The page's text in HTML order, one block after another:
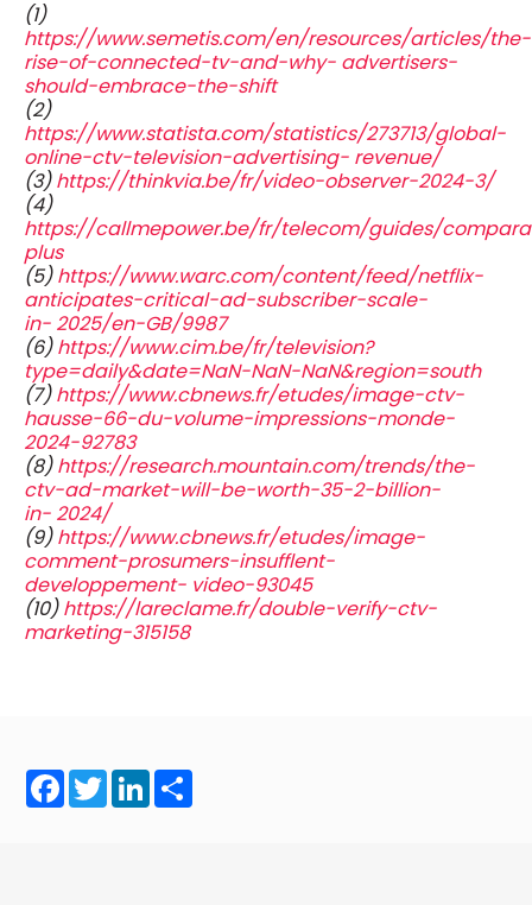
(1)
https://www.semetis.com/en/resources/articles/the-
rise-of-connected-tv-and-why- advertisers-
should-embrace-the-shift
(2)
https://www.statista.com/statistics/273713/global-
online-ctv-television-advertising- revenue/
(3)https://thinkvia.be/fr/video-observer-2024-3/
(4)
https://callmepower.be/fr/telecom/guides/
plus
(5)https://www.warc.com/content/feed/netflix-
anticipates-critical-ad-subscriber-scale-
in- 2025/en-GB/9987
(6)https://www.cim.be/fr/television?
type=daily&date=NaN-NaN-NaN&region=south
(7)https://www.cbnews.fr/etudes/image-ctv-
hausse-66-du-volume-impressions-monde-
2024-92783
(8)https://research.mountain.com/trends/the-
ctv-ad-market-will-be-worth-35-2-billion-
in- 2024/
(9)https://www.cbnews.fr/etudes/image-
comment-prosumers-insufflent-
developpement- video-93045
(10)https://lareclame.fr/double-verify-ctv-
marketing-315158
Facebook
TwitterLinkedIn